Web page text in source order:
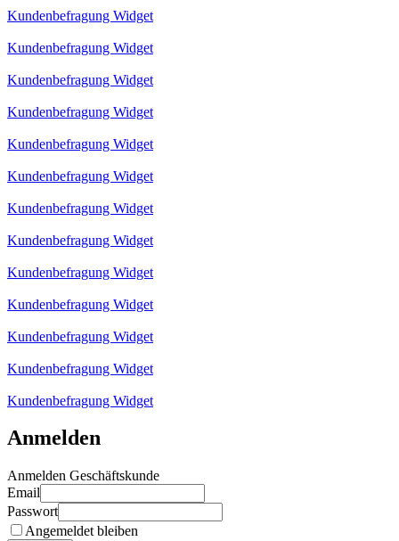
Kundenbefragung Widget
Kundenbefragung Widget
Kundenbefragung Widget
Kundenbefragung Widget
Kundenbefragung Widget
Kundenbefragung Widget
Kundenbefragung Widget
Kundenbefragung Widget
Kundenbefragung Widget
Kundenbefragung Widget
Kundenbefragung Widget
Kundenbefragung Widget
Kundenbefragung Widget
Anmelden
Anmelden Geschäftskunde
Email
Passwort
Angemeldet bleiben